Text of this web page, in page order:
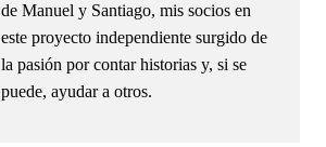
de Manuel y Santiago, mis socios en
este proyecto independiente surgido de
la pasión por contar historias y, si se
puede, ayudar a otros.